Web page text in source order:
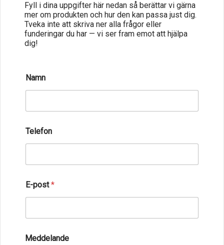
Fyll i dina uppgifter här nedan så berättar vi gärna
mer om produkten och hur den kan passa just dig.
Tveka inte att skriva ner alla frågor eller
funderingar du har — vi ser fram emot att hjälpa
dig!
Namn
Telefon
E-post*
aMeddelande